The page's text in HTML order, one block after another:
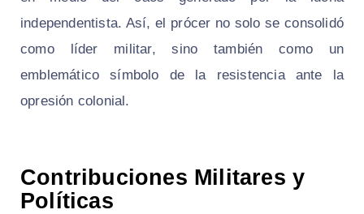
independentista. Así, el prócer no solo se consolidó
como líder militar, sino también como un
emblemático símbolo de la resistencia ante la
opresión colonial.
Contribuciones Militares y
Políticas